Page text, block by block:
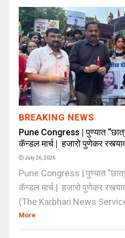
BREAKING NEWS
Pune Congress | पुण्यात
कॅन्डल मार्च | हजारो पुणेकर
July 26, 2026
Pune Congress | पुण्यात
कॅन्डल मार्च | हजारो पुणेकर
(The Karbhari News
More